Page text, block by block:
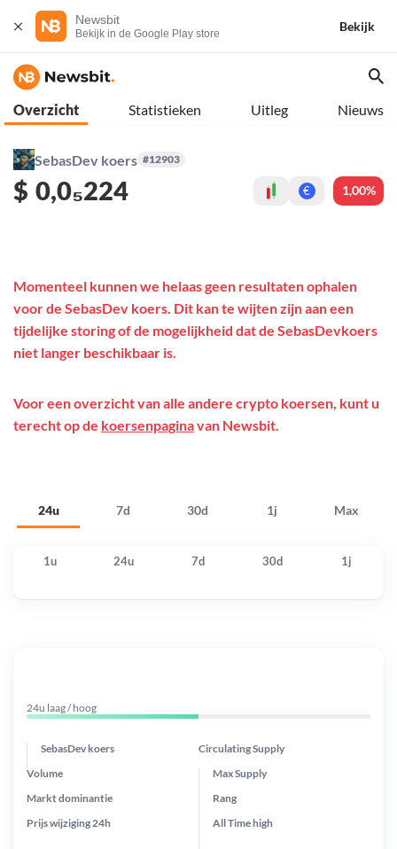
Newsbit
Bekijk in de Google Play store
Bekijk
Overzicht Statistieken Uitleg Nieuws
SebasDev koers #12903
$ 0,0₅224 € 1,00%
24u 7d 30d 1j Max
Momenteel kunnen we helaas geen resultaten ophalen
voor de SebasDev koers. Dit kan te wijten zijn aan een
tijdelijke storing of de mogelijkheid dat de SebasDevkoers
niet langer beschikbaar is.
Voor een overzicht van alle andere crypto koersen, kunt u
terecht op de koersenpaginavan Newsbit.
1u 24u 7d 30d 1j
24u laag / hoog
SebasDev koers Circulating Supply
Prijs wijziging 24h
Max Supply
Markt dominantie
Volume
Rang
All Timehigh